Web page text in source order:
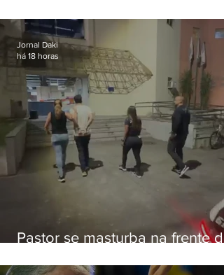
Botafogo
Pastor se masturba na frente de
Jornal Daki
há 18 horas